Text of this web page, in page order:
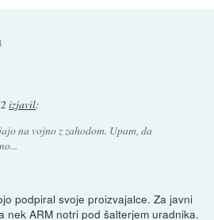
izjavil:
na vojno z zahodom. Upam, da
podpiral svoje proizvajalce. Za javni
nek ARM notri pod šalterjem uradnika.